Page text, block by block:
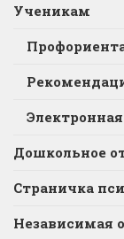
Ученикам
Дошкольное
Страничка
Независимая